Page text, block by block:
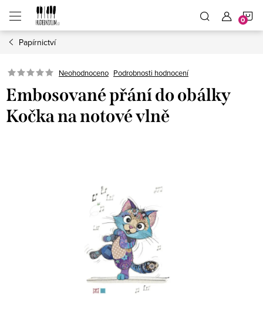
obsah
Papírnictví
Neohodnoceno Podrobnosti hodnocení
Embosované přání do obálky
Kočka na notové vlně